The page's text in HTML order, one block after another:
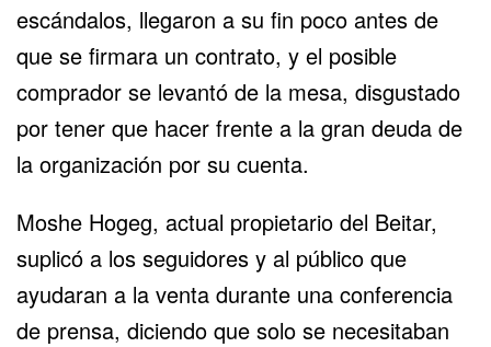
escándalos, llegaron a su fin poco antes de
que se firmara un contrato, y el posible
comprador se levantó de la mesa, disgustado
por tener que hacer frente a la gran deuda de
la organización por su cuenta.
Moshe Hogeg, actual propietario del Beitar,
suplicó a los seguidores y al público que
ayudaran a la venta durante una conferencia
de prensa, diciendo que solo se necesitaban